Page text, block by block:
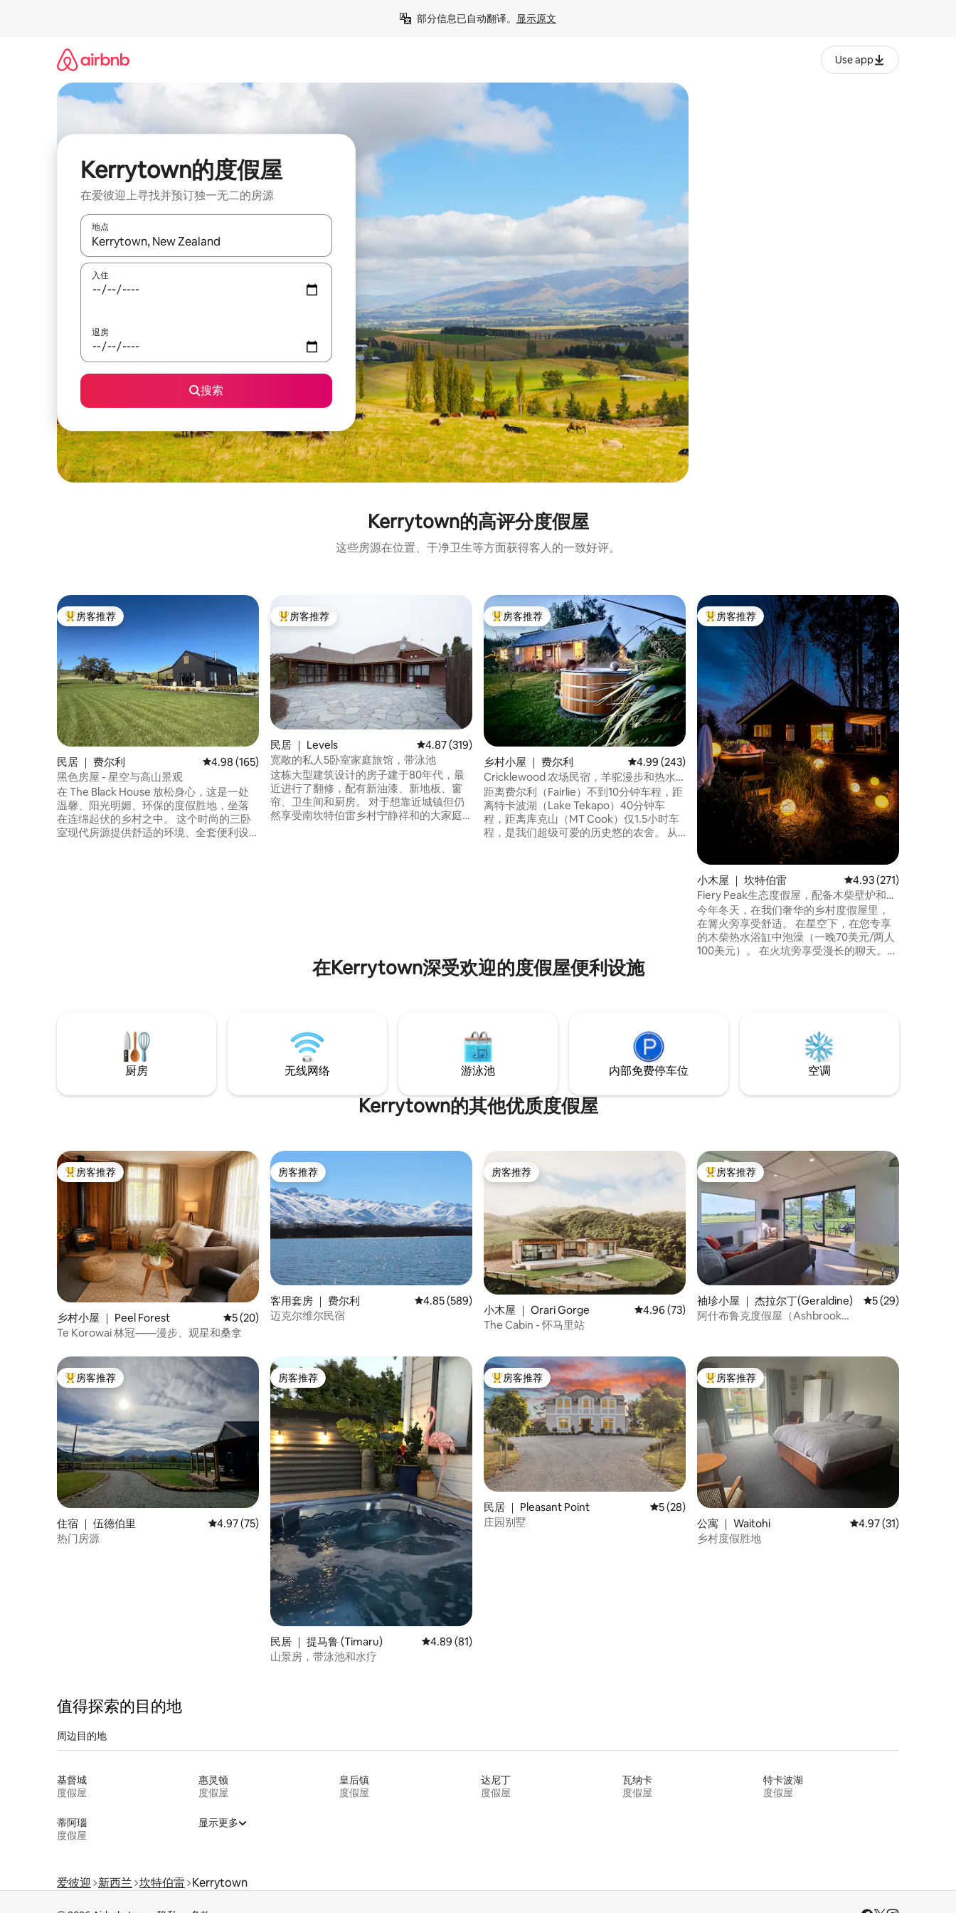
部分信息已自动翻译。 显示原文
Use app
Kerrytown的度假屋
在爱彼迎上寻找并预订独一无二的房源
地点
如有搜索结果，请使用上下方向键查看，或通过点击或滑动手势浏览。
入住
退房
搜索
Kerrytown的高评分度假屋
这些房源在位置、干净卫生等方面获得客人的一致好评。
热门「房客推荐」
房客推荐
民居 ｜ 费尔利 平均评分 4.98 分（满分 5 分），共 165 条评价
4.98 (165)
黑色房屋 - 星空与高山景观
在 The Black House 放松身心，这是一处
温馨、阳光明媚、环保的度假胜地，坐落
在连绵起伏的乡村之中。 这个时尚的三卧
室现代房源提供舒适的环境、全套便利设
热门「房客推荐」
房客推荐
民居 ｜ Levels 平均评分 4.87 分（满分 5 分），共 319 条评价
4.87 (319)
宽敞的私人5卧室家庭旅馆，带泳池
这栋大型建筑设计的房子建于80年代，最
近进行了翻修，配有新油漆、新地板、窗
帘、卫生间和厨房。 对于想靠近城镇但仍
然享受南坎特伯雷乡村宁静祥和的大家庭
热门「房客推荐」
房客推荐
乡村小屋 ｜ 费尔利 平均评分 4.99 分（满分 5 分），共 243 条评价
4.99 (243)
Cricklewood 农场民宿，羊驼漫步和热水
浴缸
距离费尔利（Fairlie）不到10分钟车程，距
离特卡波湖（Lake Tekapo）40分钟车
程，距离库克山（MT Cook）仅1.5小时车
程，是我们超级可爱的历史悠的农舍。 从
热门「房客推荐」
房客推荐
小木屋 ｜ 坎特伯雷 平均评分 4.93 分（满
4.93 (271)
Fiery Peak生态度假屋，配备木柴壁炉和热
水浴缸
今年冬天，在我们奢华的乡村度假屋里，
在篝火旁享受舒适。 在星空下，在您专享
的木柴热水浴缸中泡澡（一晚70美元/两人
100美元）。 在火坑旁享受漫长的聊天。
戏和书籍、屏幕和无线网络都是免费的。
在Kerrytown深受欢迎的度假屋便利设施
厨房 无线网络 游泳池 内部免费停车位 空调
Kerrytown的其他优质度假屋
热门「房客推荐」
房客推荐
乡村小屋 ｜ Peel Forest 平均评分 5 分（满分 5 分），共 20 条评价
5 (20)
Te Korowai 林冠——漫步、观星和桑拿
房客推荐
房客推荐
客用套房 ｜ 费尔利 平均评分 4.85 分（满分 5 分），共 589 条评价
4.85 (589)
迈克尔维尔民宿
房客推荐
房客推荐
小木屋 ｜ Orari Gorge 平均评分 4.96 分（满分 5 分），共 73 条评价
4.96 (73)
The Cabin - 怀马里站
热门「房客推荐」
房客推荐
袖珍小屋 ｜ 杰拉尔丁(Geraldine) 平均评分 5 分（满
5 (29)
阿什布鲁克度假屋（Ashbrook
热门「房客推荐」
房客推荐
住宿 ｜ 伍德伯里 平均评分 4.97 分（满分 5 分），共 75 条评价
4.97 (75)
热门房源
房客推荐
房客推荐
民居 ｜ 提马鲁 (Timaru) 平均评分 4.89 分（满分 5 分），共 81 条评价
4.89 (81)
山景房，带泳池和水疗
热门「房客推荐」
房客推荐
民居 ｜ Pleasant Point 平均评分 5 分（满分 5 分），共 28 条评价
5 (28)
庄园别墅
热门「房客推荐」
房客推荐
公寓 ｜ Waitohi 平均评分 4.97 分（满
4.97 (31)
乡村度假胜地
值得探索的目的地
周边目的地
基督城
度假屋
惠灵顿
度假屋
皇后镇
度假屋
达尼丁
度假屋
瓦纳卡
度假屋
特卡波湖
度假屋
蒂阿瑙
度假屋
显示更多
爱彼迎 新西兰 坎特伯雷 Kerrytown